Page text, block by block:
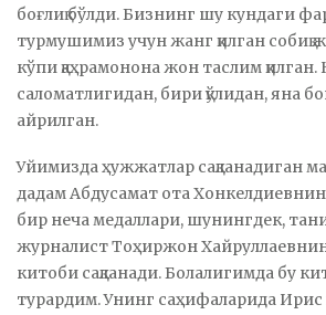
боғлиқ бўлди. Бизнинг шу кундаги
турмушимиз учун жанг қилган собиқ
кўпи қаҳрамонона жон таслим қилган.
саломатлигидан, бири қўлидан, яна
айрилган.
Уйимизда ҳужжатлар сақланадиган
дадам Абдусамат ота
бир неча медаллари, шунингдек,
журналист Тоҳиржон
китоби сақланади. Болалигимда бу
турардим. Унинг саҳифаларида Ирис